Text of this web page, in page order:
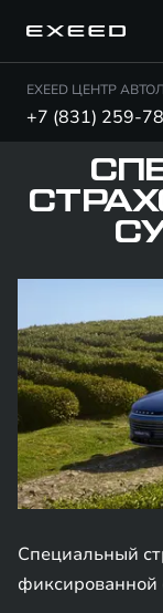
EXEED ЦЕНТР
+7 (831) 259-
Специальный
фиксированной